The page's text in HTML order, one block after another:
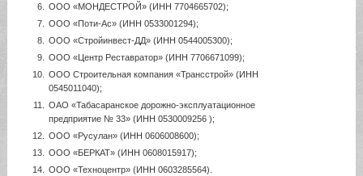
ООО «МОНДЕСТРОЙ» (ИНН 7704665702);
ООО «Поти-Ас» (ИНН 0533001294);
ООО «Стройинвест-ДД» (ИНН 0544005300);
ООО «Центр Реставратор» (ИНН 7706671099);
ООО Строительная компания «Трансстрой» (ИНН
0545011040);
ОАО «Табасаранское дорожно-эксплуатационное
предприятие № 33» (ИНН 0530009256 );
ООО «Русулан» (ИНН 0606008600);
ООО «БЕРКАТ» (ИНН 0608015917);
ООО «Техноцентр» (ИНН 0603285564).